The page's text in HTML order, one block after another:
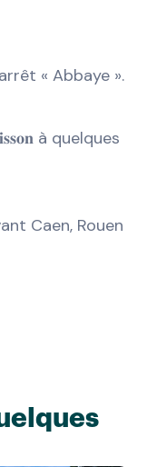
« Abbaye ».
à quelques
Caen, Rouen